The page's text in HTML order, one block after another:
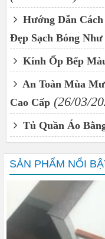
Hướng Dẫn
Đẹp Sạch Bóng
Kính Ốp Bếp
An Toàn Mùa
Cao Cấp (26/03/
Tủ Quần Áo
SẢN PHẨM NỔI